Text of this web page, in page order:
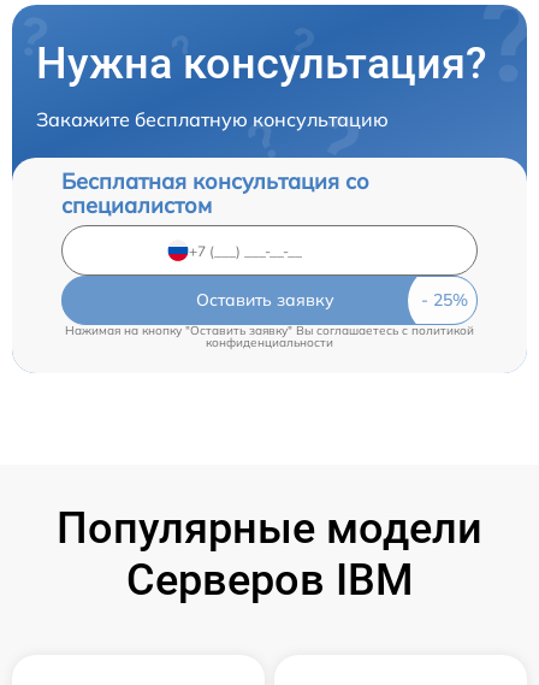
Нужна консультация?
Закажите бесплатную консультацию
Бесплатная консультация со
специалистом
Оставить заявку
Нажимая на кнопку "Оставить заявку" Вы соглашаетесь c политикой
конфиденциальности
Популярные модели
Серверов IBM